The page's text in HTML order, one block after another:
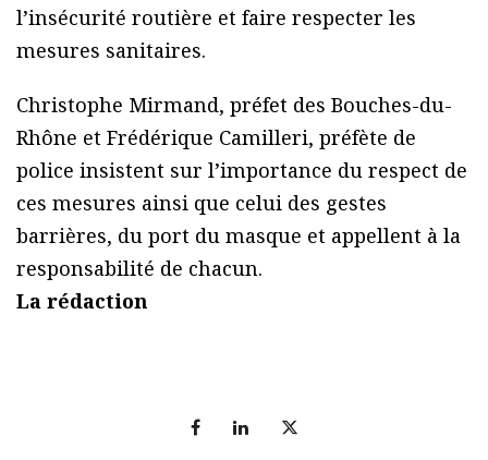
l’insécurité routière et faire respecter les
mesures sanitaires.
Christophe Mirmand, préfet des Bouches-du-
Rhône et Frédérique Camilleri, préfète de
police insistent sur l’importance du respect de
ces mesures ainsi que celui des gestes
barrières, du port du masque et appellent à la
responsabilité de chacun.
La rédaction